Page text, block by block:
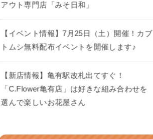
アウト専門店「みそ日和」
【イベント情報】7月25日（土）開催！カブ
トムシ無料配布イベントを開催します♪
【新店情報】亀有駅改札出てすぐ！
「C.Flower亀有店」は好きな組み合わせを
選んで楽しいお花屋さん